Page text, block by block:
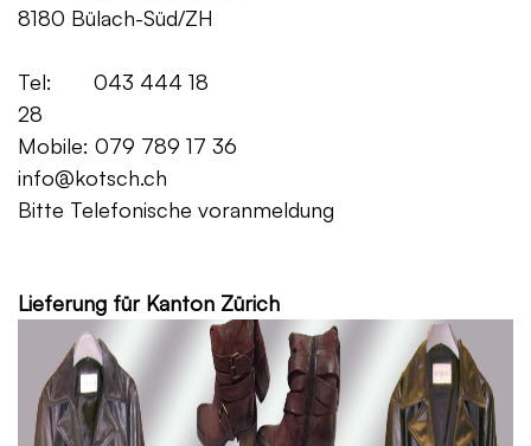
8180 Bülach-Süd/ZH
Tel: 043 444 18
28
Mobile: 079 789 17 36
info@kotsch.ch
Bitte Telefonische voranmeldung
Lieferung für Kanton Zürich